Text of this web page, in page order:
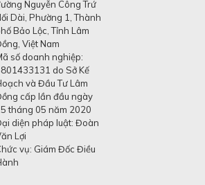
Nguyễn Công Trứ
Dài, Phường 1, Thành
Bảo Lộc, Tỉnh Lâm
Việt Nam
số doanh nghiệp:
do Sở Kế
và Đầu Tư Lâm
cấp lần đầu ngày
tháng 05 năm 2020
diện pháp luật: Đoàn
Lợi
vụ: Giám Đốc Điều